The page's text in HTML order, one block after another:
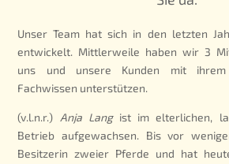
Unser Team hat sich in den letzten
entwickelt. Mittlerweile haben wir 3
uns und unsere Kunden mit
Fachwissen unterstützen.
(v.l.n.r.) Anja Langist im elterlichen,
Betrieb aufgewachsen. Bis vor
Besitzerin zweier Pferde und hat